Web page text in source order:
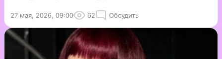
27 мая, 2026, 09:00 62 Обсудить